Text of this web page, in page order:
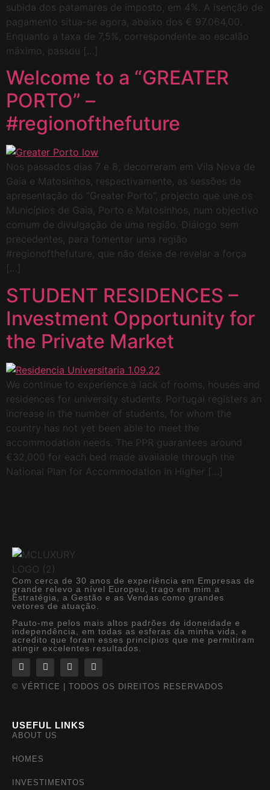
subida dos patamares de imposto, em 4%. A isenção de
pagamento situa-se agora, abaixo dos € 97.064,00.
Enquanto a taxa de 7,5%, correspondente ao escalão
máximo, passou […]
Welcome to a “GREATER
PORTO” –
#regionofthefuture
Nos passados dias 7 e 8, decorreram em Vila Nova de
Gaia e Matosinhos, respectivamente, as sessões de
apresentação do “Greater Porto”, projecto que une os
Municípios de Gaia, Porto e Matosinhos, num objectivo
comum de divulgação de uma região. Diálogo sem
precedentes, para fomentar uma região
#regionofthefuture, que não deixe de revelar a força
[…]
STUDENT RESIDENCES –
Investment Opportunity for
the Private Market
We continue to experience a lack of rooms, houses and
residences for university students. Portugal registers an
increase in the number of students, for whom the
country has not yet been able to meet the
accommodation needs. The PPR guarantees around
€32,000 for each bed made available through the
National Plan for Accommodation in Higher […]
Com cerca de 30 anos de experiência em Empresas de
grande relevo a nível Europeu, trago em mim a
Estratégia, a Gestão e as Vendas como grandes
vetores de atuação.
Pauto-me pelos mais altos padrões de idoneidade e
independência, em todas as esferas da minha vida, e
acredito que foram esses princípios que me permitiram
atingir excelentes resultados.
© VÉRTICE | TODOS OS DIREITOS RESERVADOS
USEFUL LINKS
ABOUT US
HOMES
INVESTIMENTOS